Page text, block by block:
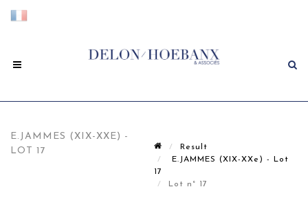
E.JAMMES (XIX-XXE) -
LOT 17
Result
E.JAMMES (XIX-XXe) - Lot
17
Lot n° 17